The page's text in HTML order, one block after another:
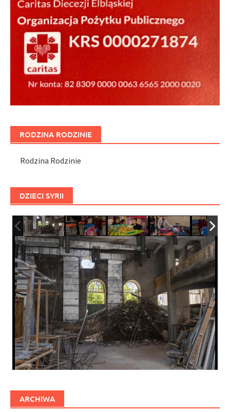
RODZINA RODZINIE
Rodzina Rodzinie
DZIECI SYRII
ARCHIWA